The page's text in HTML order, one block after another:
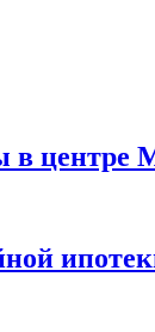
в центре